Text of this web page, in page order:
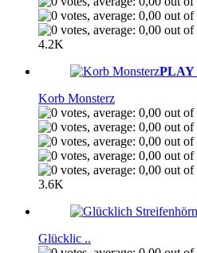
4.2K
PLAY
Korb Monsterz
3.6K
Glücklic ..